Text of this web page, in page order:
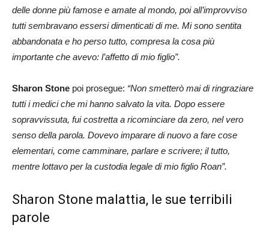
delle donne più famose e amate al mondo, poi all’improvviso
tutti sembravano essersi dimenticati di me. Mi sono sentita
abbandonata e ho perso tutto, compresa la cosa più
importante che avevo: l’affetto di mio figlio”.
Sharon Stone poi prosegue: “Non smetterò mai di ringraziare
tutti i medici che mi hanno salvato la vita. Dopo essere
sopravvissuta, fui costretta a ricominciare da zero, nel vero
senso della parola. Dovevo imparare di nuovo a fare cose
elementari, come camminare, parlare e scrivere; il tutto,
mentre lottavo per la custodia legale di mio figlio Roan”.
Sharon Stone malattia, le sue terribili
parole